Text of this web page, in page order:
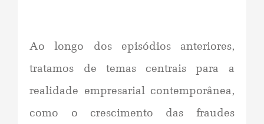
Ao longo dos episódios anteriores,
tratamos de temas centrais para a
realidade empresarial contemporânea,
como o crescimento das fraudes